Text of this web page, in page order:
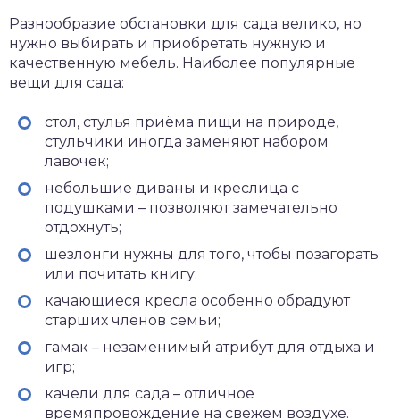
Разнообразие обстановки для сада велико, но
нужно выбирать и приобретать нужную и
качественную мебель. Наиболее популярные
вещи для сада:
стол, стулья приёма пищи на природе,
стульчики иногда заменяют набором
лавочек;
небольшие диваны и креслица с
подушками – позволяют замечательно
отдохнуть;
шезлонги нужны для того, чтобы позагорать
или почитать книгу;
качающиеся кресла особенно обрадуют
старших членов семьи;
гамак – незаменимый атрибут для отдыха и
игр;
качели для сада – отличное
времяпровождение на свежем воздухе.